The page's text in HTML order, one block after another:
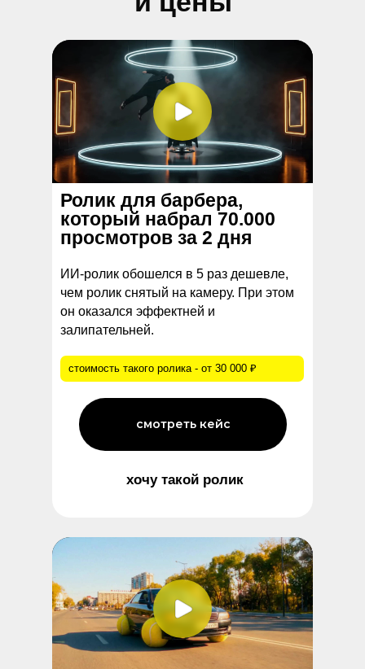
ИИ-ролик обошелся в 5 раз дешевле,
чем ролик снятый на камеру. При этом
он оказался эффектней и
залипательней.
Ролик для барбера,
который набрал 70.000
просмотров за 2 дня
стоимость такого ролика - от 30 000 ₽
смотреть кейс
хочу такой ролик